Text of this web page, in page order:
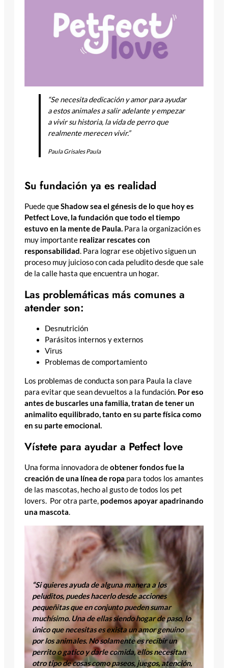
“Se necesita dedicación y amor para ayudar
a estos animales a salir adelante y empezar
a vivir su historia, la vida de perro que
realmente merecen vivir.”
Paula Grisales Paula
Su fundación ya es realidad
Puede que Shadow sea el génesis de lo que hoy es
Petfect Love, la fundación que todo el tiempo
estuvo en la mente de Paula. Para la organización es
muy importante realizar rescates con
responsabilidad. Para lograr ese objetivo siguen un
proceso muy juicioso con cada peludito desde que sale
de la calle hasta que encuentra un hogar.
Las problemáticas más comunes a
atender son:
Desnutrición
Parásitos internos y externos
Virus
Problemas de comportamiento
Los problemas de conducta son para Paula la clave
para evitar que sean devueltos a la fundación. Por eso
antes de buscarles una familia, tratan de tener un
animalito equilibrado, tanto en su parte física como
en su parte emocional.
Vístete para ayudar a Petfect love
Una forma innovadora deobtener fondos fue la
creación de una línea de ropa para todos los amantes
de las mascotas, hecho al gusto de todos los pet
lovers. Por otra parte, podemos apoyar apadrinando
una mascota.
“Si quieres ayuda de alguna manera a los
peluditos, puedes hacerlo desde acciones
pequeñitas que en conjunto pueden sumar
muchísimo. Una de ellas siendo hogar de paso, lo
único que necesitas es exista un amor genuino
por los animales. No solamente es recibir un
perrito o gatico y darle comida, ellos necesitan
otro tipo de cosas como paseos, juegos, atención,